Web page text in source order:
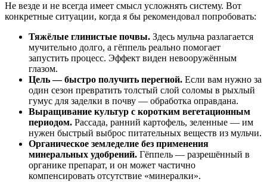
Не везде и не всегда имеет смысл усложнять систему. Вот
конкретные ситуации, когда я бы рекомендовал попробовать:
Тяжёлые глинистые почвы. Здесь мульча разлагается
мучительно долго, а гёппель реально помогает
запустить процесс. Эффект виден невооружённым
глазом.
Цель — быстро получить перегной. Если вам нужно за
один сезон превратить толстый слой соломы в рыхлый
гумус для заделки в почву — обработка оправдана.
Выращивание культур с коротким вегетационным
периодом. Рассада, ранний картофель, зеленные — им
нужен быстрый выброс питательных веществ из мульчи.
Органическое земледелие без применения
минеральных удобрений. Гёппель — разрешённый в
органике препарат, и он может частично
компенсировать отсутствие «минералки».